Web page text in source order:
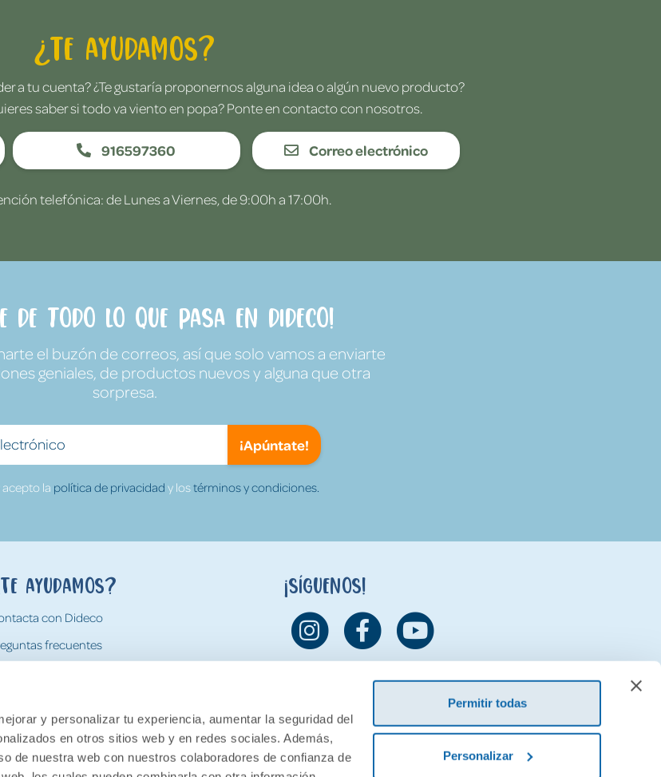
y personalizar tu experiencia, aumentar la seguridad del
en otros sitios web y en redes sociales. Además,
de nuestra web con nuestros colaboradores de confianza de
Permitir todas
Personalizar
¿Te ayudamos?
a tu cuenta? ¿Te gustaría proponernos alguna idea o algún nuevo producto?
saber si todo va viento en popa? Ponte en contacto con nosotros.
916597360 Correo electrónico
telefónica: de Lunes a Viernes, de 9:00h a 17:00h.
de todo lo que pasa en Dideco!
el buzón de correos, así que solo vamos a enviarte
geniales, de productos nuevos y alguna que otra
sorpresa.
¡Apúntate!
acepto la política de privacidad y lostérminos y condiciones.
ayudamos?
con Dideco
frecuentes
¡Síguenos!